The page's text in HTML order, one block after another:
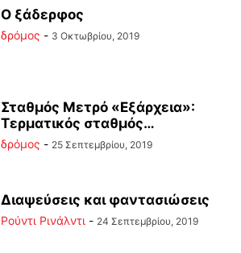
Ο ξάδερφος
δρόμος - 3 Οκτωβρίου, 2019
Σταθμός Μετρό «Εξάρχεια»:
Τερματικός σταθμός…
δρόμος - 25 Σεπτεμβρίου, 2019
Διαψεύσεις και φαντασιώσεις
Ρούντι Ρινάλντι - 24 Σεπτεμβρίου, 2019